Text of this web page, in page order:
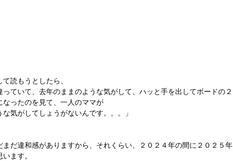
読もうとしたら、
ていて、去年のままのような気がして、ハッと手を出してボードの２
ったのを見て、一人のママが
気がしてしょうがないんです。。。」
だ違和感がありますから、それくらい、２０２４年の間に２０２５年
ます。